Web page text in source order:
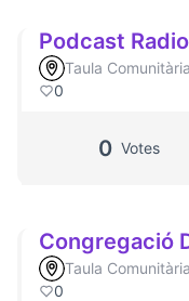
Podcast
Taula
0
0 Votes
Congregació
Taula
0